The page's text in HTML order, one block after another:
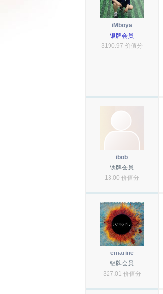
iMboya
银牌会员
3190.97 价值分
ibob
铁牌会员
13.00 价值分
emarine
铝牌会员
327.01 价值分